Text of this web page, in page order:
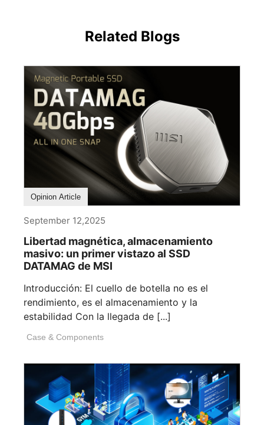
Related Blogs
Opinion Article
September 12,2025
Libertad magnética, almacenamiento
masivo: un primer vistazo al SSD
DATAMAG de MSI
Introducción: El cuello de botella no es el
rendimiento, es el almacenamiento y la
estabilidad Con la llegada de [...]
Case & Components